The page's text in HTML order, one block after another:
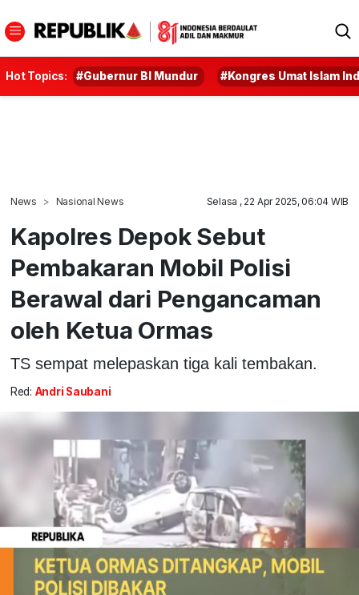
Hot Topics: #Gubernur BI Mundur #Kongres Umat Islam
News Nasional News Selasa , 22 Apr 2025, 06:04 WIB
Kapolres Depok Sebut
Pembakaran Mobil Polisi
Berawal dari Pengancaman
oleh Ketua Ormas
TS sempat melepaskan tiga kali tembakan.
Red: Andri Saubani